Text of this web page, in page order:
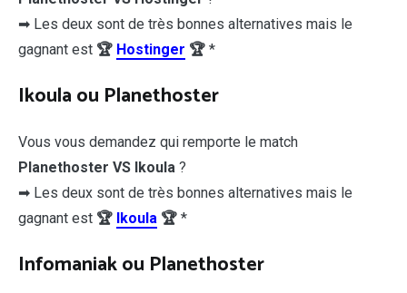
➡ Les deux sont de très bonnes alternatives mais le
gagnant est 🏆 Hostinger 🏆 *
Ikoula ou Planethoster
Vous vous demandez qui remporte le match
Planethoster VS Ikoula ?
➡ Les deux sont de très bonnes alternatives mais le
gagnant est 🏆 Ikoula 🏆 *
Infomaniak ou Planethoster